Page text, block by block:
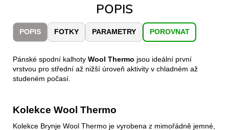
POPIS
POPIS FOTKY PARAMETRY POROVNAT
Pánské spodní kalhoty Wool Thermo jsou ideální první
vrstvou pro střední až nižší úroveň aktivity v chladném až
studeném počasí.
Kolekce Wool Thermo
Kolekce Brynje Wool Thermo je vyrobena z mimořádně jemné,
JOMA
25
BĚŽECKÉ
TRAILOVÉ
BOTY
1
603